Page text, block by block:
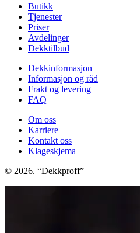
Butikk
Tjenester
Priser
Avdelinger
Dekktilbud
Dekkinformasjon
Informasjon og råd
Frakt og levering
FAQ
Om oss
Karriere
Kontakt oss
Klageskjema
© 2026. “Dekkproff”